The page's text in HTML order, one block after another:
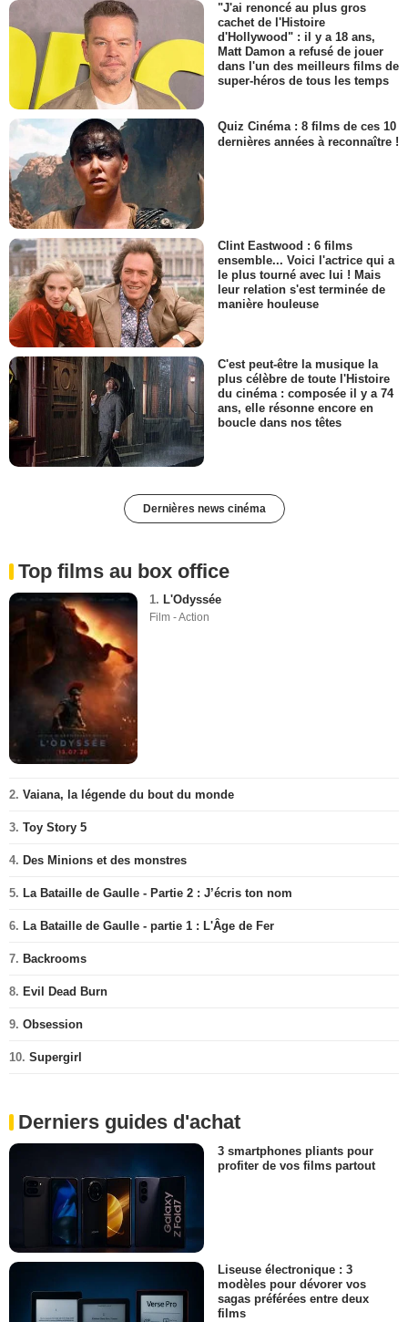
"J'ai renoncé au plus gros
cachet de l'Histoire
d'Hollywood" : il y a 18 ans,
Matt Damon a refusé de jouer
dans l'un des meilleurs films de
super-héros de tous les temps
Quiz Cinéma : 8 films de ces 10
dernières années à reconnaître !
Clint Eastwood : 6 films
ensemble... Voici l'actrice qui a
le plus tourné avec lui ! Mais
leur relation s'est terminée de
manière houleuse
C'est peut-être la musique la
plus célèbre de toute l'Histoire
du cinéma : composée il y a 74
ans, elle résonne encore en
boucle dans nos têtes
Dernières news cinéma
Top films au box office
1. L'Odyssée
Film - Action
2. Vaiana, la légende du bout du monde
3. Toy Story 5
4. Des Minions et des monstres
5. La Bataille de Gaulle - Partie 2 : J’écris ton nom
6. La Bataille de Gaulle - partie 1 : L'Âge de Fer
7. Backrooms
8. Evil Dead Burn
9. Obsession
10. Supergirl
Derniers guides d'achat
3 smartphones pliants pour
profiter de vos films partout
Liseuse électronique : 3
modèles pour dévorer vos
sagas préférées entre deux
films